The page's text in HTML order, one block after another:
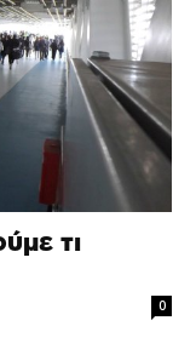
τι
0